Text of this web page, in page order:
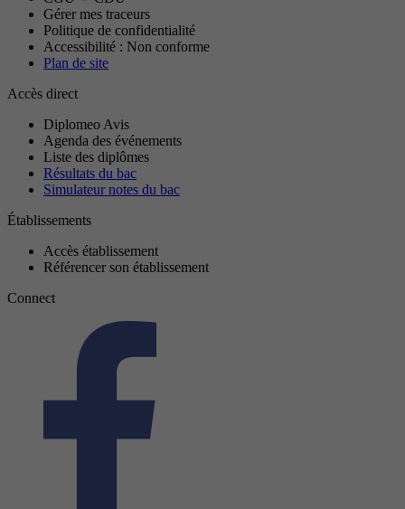
Gérer mes traceurs
Politique de confidentialité
Accessibilité : Non conforme
Plan de site
Accès direct
Diplomeo Avis
Agenda des événements
Liste des diplômes
Résultats du bac
Simulateur notes du bac
Établissements
Accès établissement
Référencer son établissement
Connect